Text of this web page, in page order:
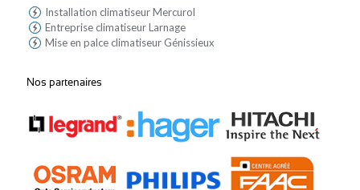
Installation climatiseur Mercurol
Entreprise climatiseur Larnage
Mise en palce climatiseur Génissieux
Nos partenaires